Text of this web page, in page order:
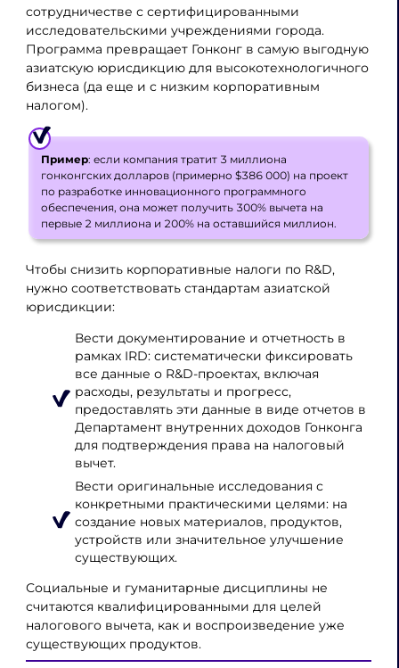
сотрудничестве с сертифицированными
исследовательскими учреждениями города.
Программа превращает Гонконг в самую выгодную
азиатскую юрисдикцию для высокотехнологичного
бизнеса (да еще и с низким корпоративным
налогом).
Пример: если компания тратит 3 миллиона
гонконгских долларов (примерно $386 000) на проект
по разработке инновационного программного
обеспечения, она может получить 300% вычета на
первые 2 миллиона и 200% на оставшийся миллион.
Чтобы снизить корпоративные налоги по R&D,
нужно соответствовать стандартам азиатской
юрисдикции:
Вести документирование и отчетность в
рамках IRD: систематически фиксировать
все данные о R&D-проектах, включая
расходы, результаты и прогресс,
предоставлять эти данные в виде отчетов в
Департамент внутренних доходов Гонконга
для подтверждения права на налоговый
вычет.
Вести оригинальные исследования с
конкретными практическими целями: на
создание новых материалов, продуктов,
устройств или значительное улучшение
существующих.
Социальные и гуманитарные дисциплины не
считаются квалифицированными для целей
налогового вычета, как и воспроизведение уже
существующих продуктов.